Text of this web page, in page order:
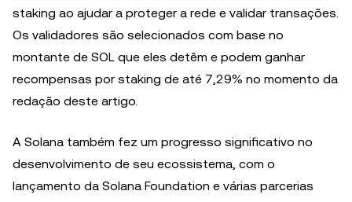
staking ao ajudar a proteger a rede e validar transações.
Os validadores são selecionados com base no
montante de SOL que eles detêm e podem ganhar
recompensas por staking de até 7,29% no momento da
redação deste artigo.
A Solana também fez um progresso significativo no
desenvolvimento de seu ecossistema, com o
lançamento da Solana Foundation e várias parcerias